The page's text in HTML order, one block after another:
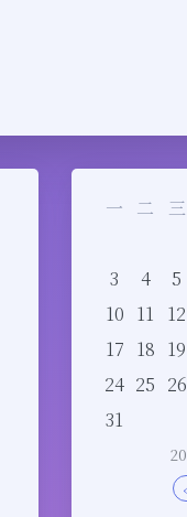
一 二 三
3
4 5
10 11 12
17 18 19
24 25 26
31